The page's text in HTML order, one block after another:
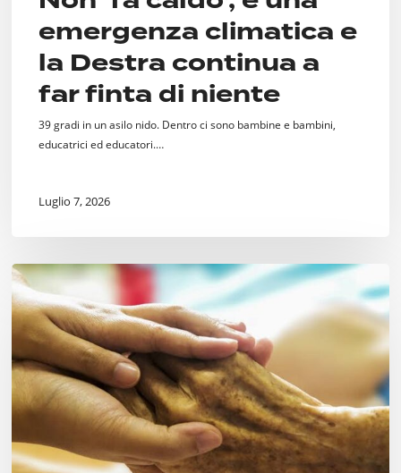
emergenza climatica e
la Destra continua a
far finta di niente
39 gradi in un asilo nido. Dentro ci sono bambine e bambini,
educatrici ed educatori.…
Luglio 7, 2026
Fine
Vita.
Si
faccia
qualcosa.